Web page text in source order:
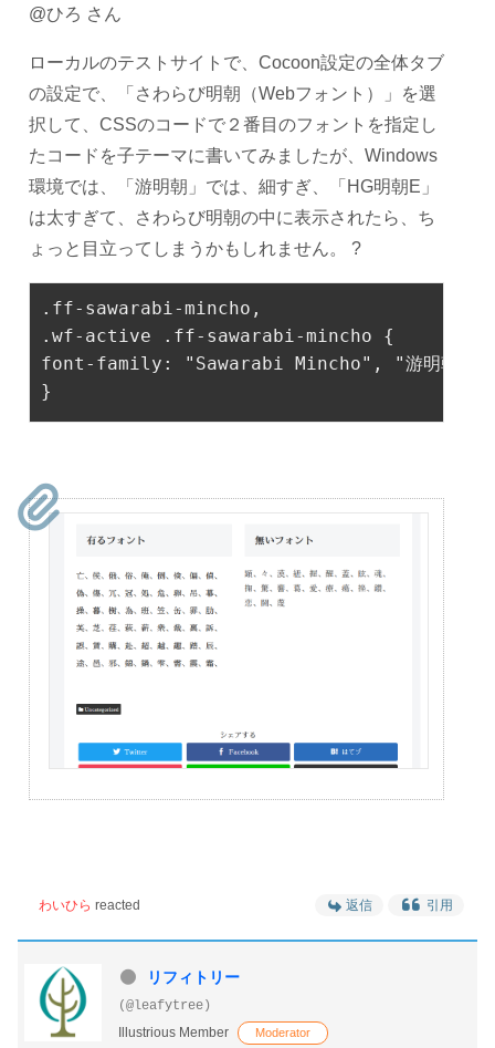
@ひろ さん
ローカルのテストサイトで、Cocoon設定の全体タブ
の設定で、「さわらび明朝（Webフォント）」を選
択して、CSSのコードで２番目のフォントを指定し
たコードを子テーマに書いてみましたが、Windows
環境では、「游明朝」では、細すぎ、「HG明朝E」
は太すぎて、さわらび明朝の中に表示されたら、ち
ょっと目立ってしまうかもしれません。 ?
.ff-sawarabi-mincho ,
.wf-active
.ff-sawarabi-mincho {
font-family : "Sawarabi Mincho" , "游明朝"
}
わいひら reacted 返信 引用
リフィトリー
(@leafytree)
Illustrious Member
Moderator